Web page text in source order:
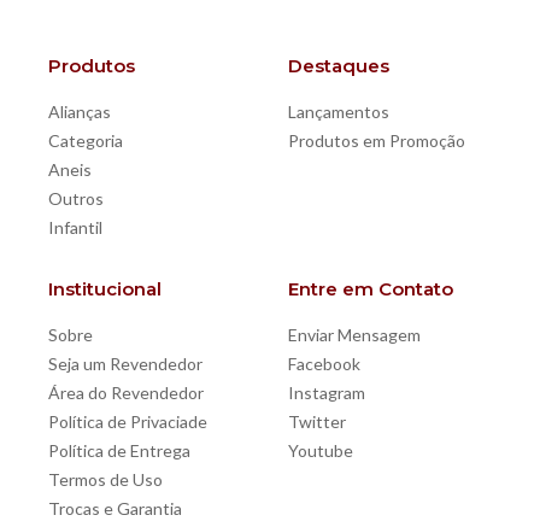
Produtos
Alianças
Categoria
Aneis
Outros
Infantil
Destaques
Lançamentos
Produtos em Promoção
Institucional
Sobre
Seja um Revendedor
Área do Revendedor
Política de Privaciade
Política de Entrega
Termos de Uso
Trocas e Garantia
Entre em Contato
Enviar Mensagem
Facebook
Instagram
Twitter
Youtube